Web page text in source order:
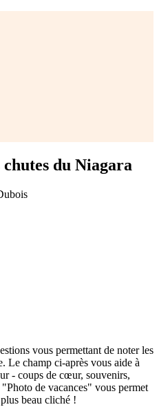
du Niagara
vous permettant de noter les
Le champ ci-après vous aide à
- coups de cœur, souvenirs,
de vacances" vous permet
beau cliché !